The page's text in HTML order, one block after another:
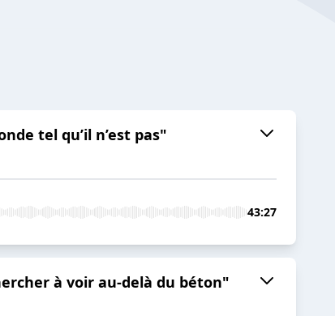
tel qu’il n’est pas"
43:27
à voir au-delà du béton"